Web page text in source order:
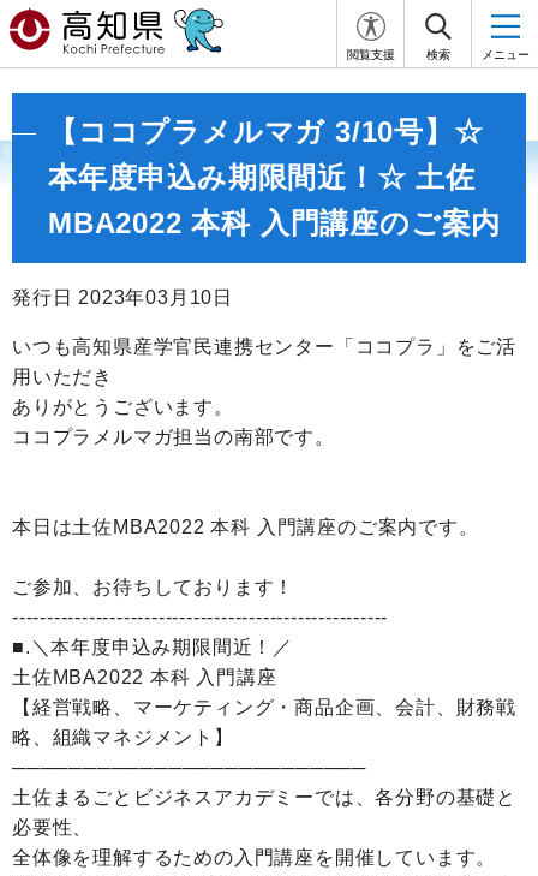
閲覧支援 検索 メニュー
【ココプラメルマガ 3/10号】☆
本年度申込み期限間近！☆ 土佐
MBA2022 本科 入門講座のご案内
発行日 2023年03月10日
いつも高知県産学官民連携センター「ココプラ」をご活
用いただき
ありがとうございます。
ココプラメルマガ担当の南部です。
本日は土佐MBA2022 本科 入門講座のご案内です。
ご参加、お待ちしております！
------------------------------------------------------
■.＼本年度申込み期限間近！／
土佐MBA2022 本科 入門講座
【経営戦略、マーケティング・商品企画、会計、財務戦
略、組織マネジメント】
─────────────────────────
土佐まるごとビジネスアカデミーでは、各分野の基礎と
必要性、
全体像を理解するための入門講座を開催しています。